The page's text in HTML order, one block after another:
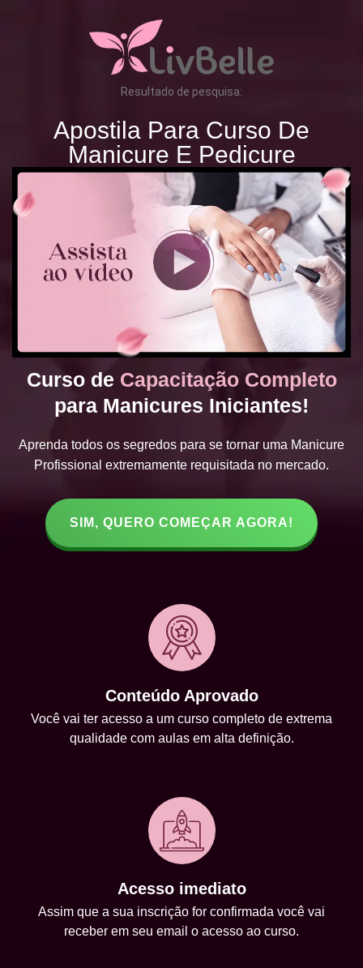
Resultado de pesquisa:
Apostila Para Curso De
Manicure E Pedicure
Curso de Capacitação Completo
para Manicures Iniciantes!
Aprenda todos os segredos para se tornar uma Manicure
Profissional extremamente requisitada no mercado.
SIM, QUERO COMEÇAR AGORA!
Conteúdo Aprovado
Você vai ter acesso a um curso completo de extrema
qualidade com aulas em alta definição.
Acesso imediato
Assim que a sua inscrição for confirmada você vai
receber em seu email o acesso ao curso.